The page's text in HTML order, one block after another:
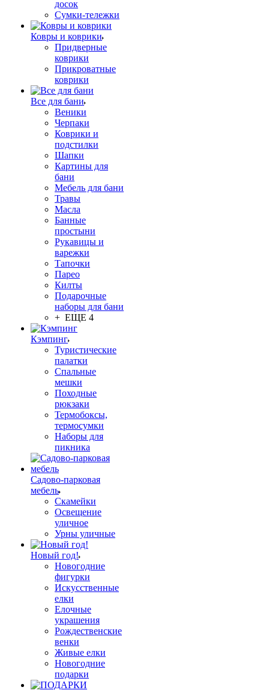
досок
Сумки-тележки
Ковры и коврики
Придверные
коврики
Прикроватные
коврики
Все для бани
Веники
Черпаки
Коврики и
подстилки
Шапки
Картины для
бани
Мебель для бани
Травы
Масла
Банные
простыни
Рукавицы и
варежки
Тапочки
Парео
Килты
Подарочные
наборы для бани
+ ЕЩЕ 4
Кэмпинг
Туристические
палатки
Спальные
мешки
Походные
рюкзаки
Термобоксы,
термосумки
Наборы для
пикника
Садово-парковая
мебель
Скамейки
Освещение
уличное
Урны уличные
Новый год!
Новогодние
фигурки
Искусственные
елки
Елочные
украшения
Рождественские
венки
Живые елки
Новогодние
подарки